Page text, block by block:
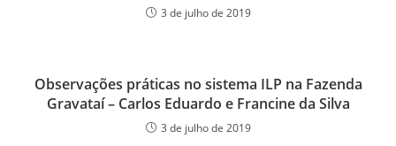
3 de julho de 2019
Observações práticas no sistema ILP na Fazenda
Gravataí – Carlos Eduardo e Francine da Silva
3 de julho de 2019